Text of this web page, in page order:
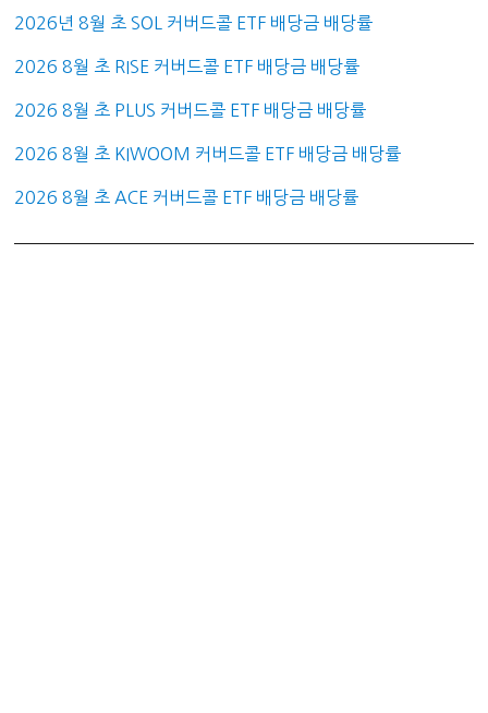
2026년 8월 초 SOL 커버드콜 ETF 배당금 배당률
2026 8월 초 RISE 커버드콜 ETF 배당금 배당률
2026 8월 초 PLUS 커버드콜 ETF 배당금 배당률
2026 8월 초 KIWOOM 커버드콜 ETF 배당금 배당률
2026 8월 초 ACE 커버드콜 ETF 배당금 배당률